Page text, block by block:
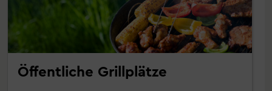
Öffentliche Grillplätze